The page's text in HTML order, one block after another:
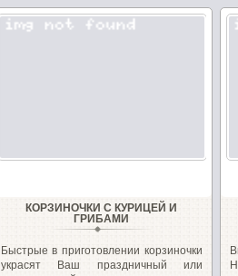
КОРЗИНОЧКИ С КУРИЦЕЙ И
ГРИБАМИ
Быстрые в приготовлении корзиночки
украсят Ваш праздничный или